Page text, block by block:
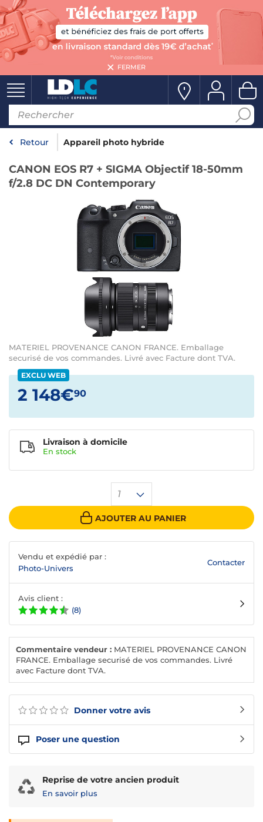
FERMER
Retour Appareil photo hybride
CANON EOS R7 + SIGMA Objectif 18-50mm
f/2.8 DC DN Contemporary
MATERIEL PROVENANCE CANON FRANCE. Emballage
securisé de vos commandes. Livré avec Facture dont TVA.
Donner votre avis
Poser une question
EXCLU WEB
2 148€90
1
AJOUTER AU PANIER
Livraison à domicile
En stock
Vendu et expédié par :
Photo-Univers
Contacter
Avis client :
(8)
Commentaire vendeur : MATERIEL PROVENANCE CANON
FRANCE. Emballage securisé de vos commandes. Livré
avec Facture dont TVA.
Reprise de votre ancien produit
En savoir plus